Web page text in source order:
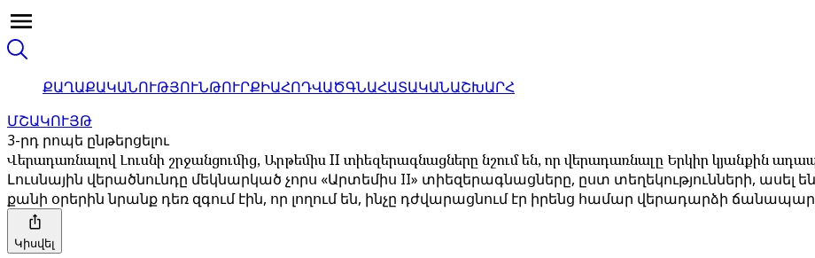
ՔԱՂԱՔԱԿԱՆՈՒԹՅՈՒՆԹՈՒՐՔԻԱՀՈԴՎԱԾԳՆԱՀԱՏԱԿԱՆԱՇԽԱՐՀ
ՄՇԱԿՈՒՅԹ
3-րդ րոպե ընթերցելու
Վերադառնալով Լուսնի շրջանցումից, Արթեմիս II տիեզերագնացները նշում են, որ վերադառնալը Երկիր կյանքին
Լուսնային վերածնունդը մեկնարկած չորս «Արտեմիս II» տիեզերագնացները, ըստ տեղեկությունների, ասել
քանի օրերին նրանք դեռ զգում էին, որ լողում են, ինչը դժվարացնում էր իրենց համար վերադարձի
Կիսվել